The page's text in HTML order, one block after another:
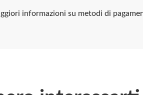
informazioni su metodi di